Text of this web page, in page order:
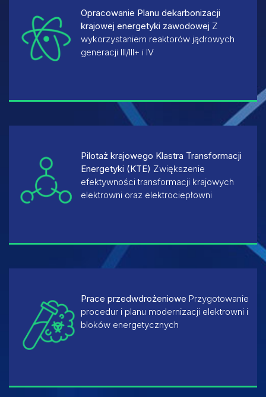
Opracowanie Planu dekarbonizacji
krajowej energetyki zawodowej Z
wykorzystaniem reaktorów jądrowych
generacji III/III+ i IV
Pilotaż krajowego Klastra Transformacji
Energetyki (KTE) Zwiększenie
efektywności transformacji krajowych
elektrowni oraz elektrociepłowni
Prace przedwdrożeniowe Przygotowanie
procedur i planu modernizacji elektrowni i
bloków energetycznych